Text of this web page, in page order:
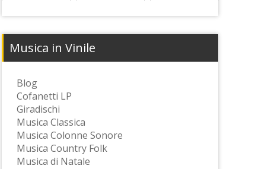
Musica in Vinile
Blog
Cofanetti LP
Giradischi
Musica Classica
Musica Colonne Sonore
Musica Country Folk
Musica di Natale